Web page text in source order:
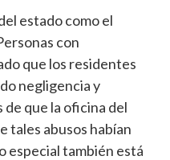
estado como el
con
que los residentes
negligencia y
que la oficina del
tales abusos habían
especial también está